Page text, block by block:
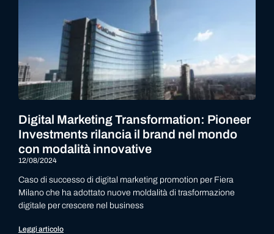
Digital Marketing Transformation: Pioneer
Investments rilancia il brand nel mondo
con modalità innovative
12/08/2024
Caso di successo di digital marketing promotion per Fiera
Milano che ha adottato nuove moldalità di trasformazione
digitale per crescere nel business
Leggi articolo